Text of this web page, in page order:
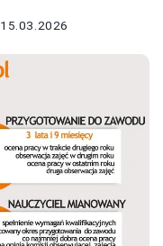
15.03.2026